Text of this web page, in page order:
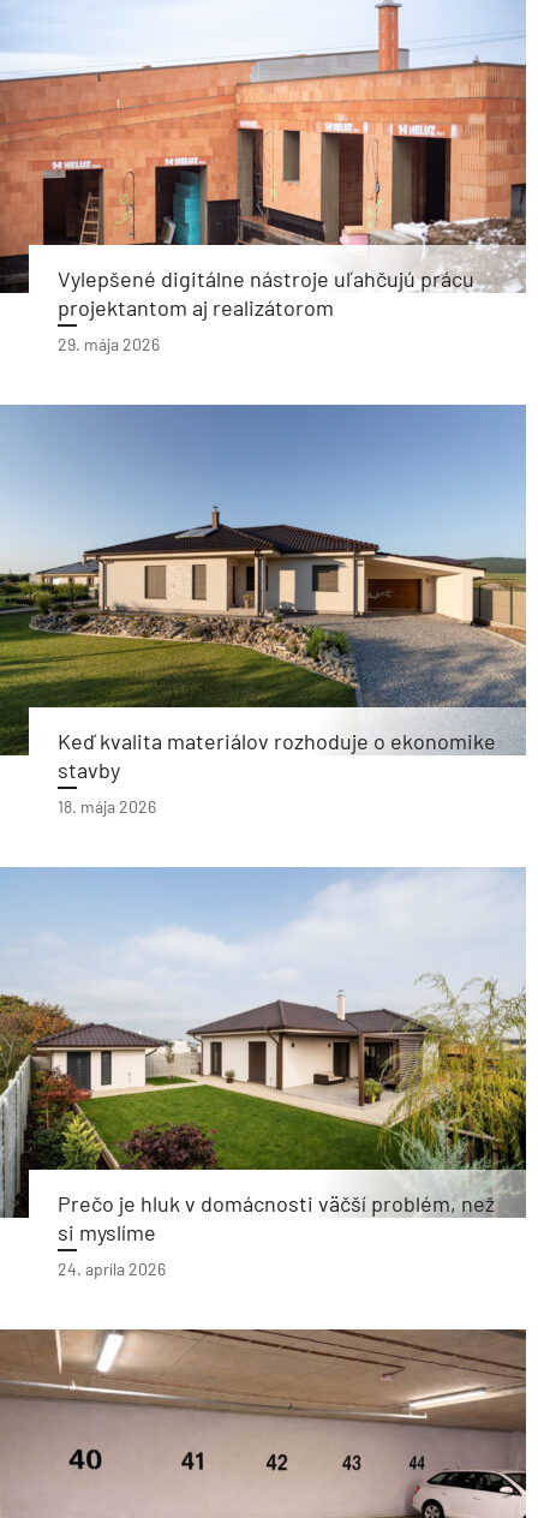
Vylepšené digitálne nástroje uľahčujú prácu
projektantom aj realizátorom
29. mája 2026
Keď kvalita materiálov rozhoduje o ekonomike
stavby
18. mája 2026
Prečo je hluk v domácnosti väčší problém, než
si myslíme
24. apríla 2026